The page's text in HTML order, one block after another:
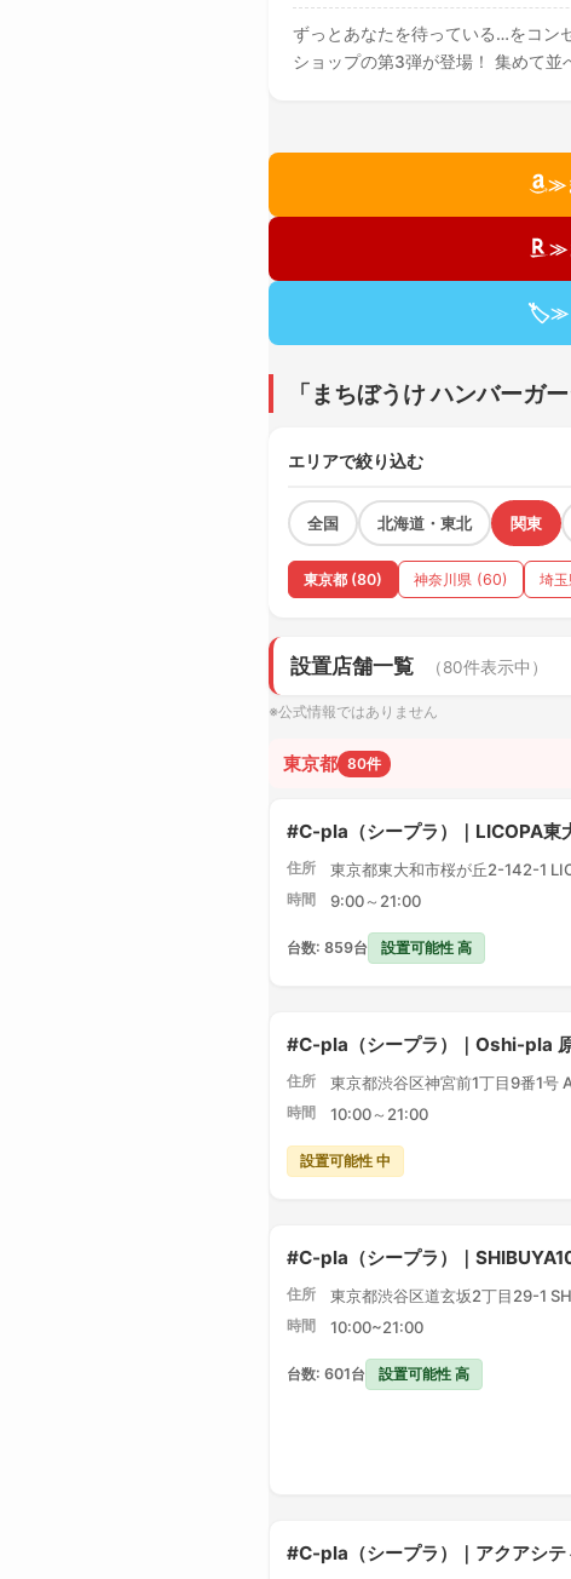
ずっとあなたを待っている…をコン
ショップの第3弾が登場！ 集めて並
≫
≫
🏷≫
「まちぼうけ ハンバーガ
エリアで絞り込む
全国 北海道・東北 関東
東京都 (80) 神奈川県 (60)
設置店舗一覧 （80件表示中）
※公式情報ではありません
東京都 80件
#C-pla（シープラ）｜LICOPA東
住所 東京都東大和市桜が丘2-142-1
時間 9:00～21:00
台数: 859台 設置可能性 高
#C-pla（シープラ）｜Oshi-pla
住所 東京都渋谷区神宮前1丁目9番1号
時間 10:00～21:00
設置可能性 中
#C-pla（シープラ）｜
住所 東京都渋谷区道玄坂2丁目29-1
時間 10:00~21:00
台数: 601台 設置可能性 高
#C-pla（シープラ）｜アクアシテ